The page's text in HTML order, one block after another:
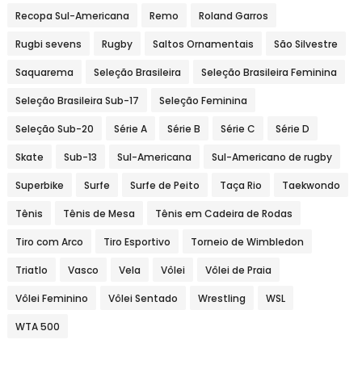
Recopa Sul-Americana Remo Roland Garros
Rugbi sevens Rugby Saltos Ornamentais São Silvestre
Saquarema Seleção Brasileira Seleção Brasileira Feminina
Seleção Brasileira Sub-17 Seleção Feminina
Seleção Sub-20 Série A Série B Série C Série D
Skate Sub-13 Sul-Americana Sul-Americano de rugby
Superbike Surfe Surfe de Peito Taça Rio Taekwondo
Tênis Tênis de Mesa Tênis em Cadeira de Rodas
Tiro com Arco Tiro Esportivo Torneio de Wimbledon
Triatlo Vasco Vela Vôlei Vôlei de Praia
Vôlei Feminino Vôlei Sentado Wrestling WSL
WTA 500